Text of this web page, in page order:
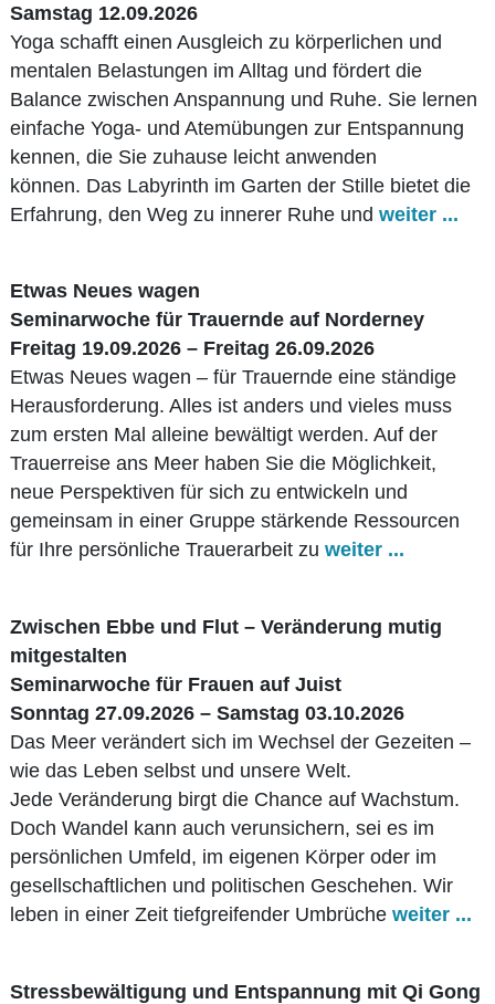
Samstag 12.09.2026
Yoga schafft einen Ausgleich zu körperlichen und
mentalen Belastungen im Alltag und fördert die
Balance zwischen Anspannung und Ruhe. Sie lernen
einfache Yoga- und Atemübungen zur Entspannung
kennen, die Sie zuhause leicht anwenden
können. Das Labyrinth im Garten der Stille bietet die
Erfahrung, den Weg zu innerer Ruhe und weiter ...
Etwas Neues wagen
Seminarwoche für Trauernde auf Norderney
Freitag 19.09.2026 – Freitag 26.09.2026
Etwas Neues wagen – für Trauernde eine ständige
Herausforderung. Alles ist anders und vieles muss
zum ersten Mal alleine bewältigt werden. Auf der
Trauerreise ans Meer haben Sie die Möglichkeit,
neue Perspektiven für sich zu entwickeln und
gemeinsam in einer Gruppe stärkende Ressourcen
für Ihre persönliche Trauerarbeit zu weiter ...
Zwischen Ebbe und Flut – Veränderung mutig
mitgestalten
Seminarwoche für Frauen auf Juist
Sonntag 27.09.2026 – Samstag 03.10.2026
Das Meer verändert sich im Wechsel der Gezeiten –
wie das Leben selbst und unsere Welt.
Jede Veränderung birgt die Chance auf Wachstum.
Doch Wandel kann auch verunsichern, sei es im
persönlichen Umfeld, im eigenen Körper oder im
gesellschaftlichen und politischen Geschehen. Wir
leben in einer Zeit tiefgreifender Umbrüche weiter ...
Stressbewältigung und Entspannung mit Qi Gong